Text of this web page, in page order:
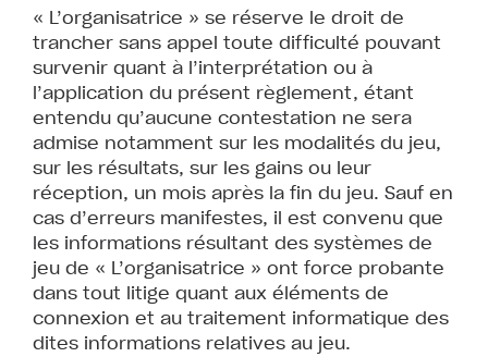
« L’organisatrice » se réserve le droit de
trancher sans appel toute difficulté pouvant
survenir quant à l’interprétation ou à
l’application du présent règlement, étant
entendu qu’aucune contestation ne sera
admise notamment sur les modalités du jeu,
sur les résultats, sur les gains ou leur
réception, un mois après la fin du jeu. Sauf en
cas d’erreurs manifestes, il est convenu que
les informations résultant des systèmes de
jeu de « L’organisatrice » ont force probante
dans tout litige quant aux éléments de
connexion et au traitement informatique des
dites informations relatives au jeu.